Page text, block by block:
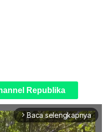
Republika
arrow_forward_ios Baca selengkapnya